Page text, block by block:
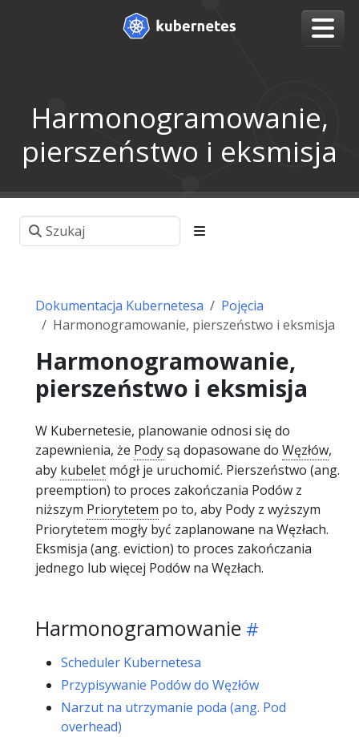
Harmonogramowanie,
pierszeństwo i eksmisja
Dokumentacja Kubernetesa
Pojęcia
Harmonogramowanie, pierszeństwo i eksmisja
Harmonogramowanie,
pierszeństwo i eksmisja
W Kubernetesie, planowanie odnosi się do
zapewnienia, że Podysą dopasowane do Węzłów,
aby kubelet mógł je uruchomić. Pierszeństwo (ang.
preemption) to proces zakończania Podów z
niższym Priorytetem po to, aby Pody z wyższym
Priorytetem mogły być zaplanowane na Węzłach.
Eksmisja (ang. eviction) to proces zakończania
jednego lub więcej Podów na Węzłach.
Harmonogramowanie
Scheduler Kubernetesa
Przypisywanie Podów do Węzłów
Narzut na utrzymanie poda (ang. Pod
overhead)